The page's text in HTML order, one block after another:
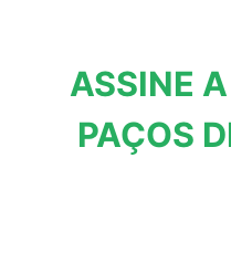
ASSINE
PAÇOS